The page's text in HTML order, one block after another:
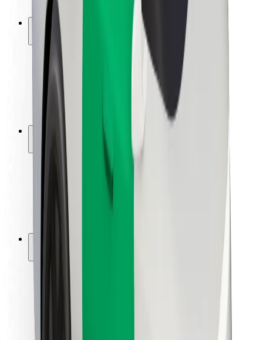
„Urban Fund“
Saugumas
Keleivių saugumas
Vairuotojų saugumas
Paspirtukų saugumas
Saugumo laboratorija
Vietovės
Sprendimai miestams
„Bolt“ įkrovimo stotelės
Vairuotojams
Kurjeriams